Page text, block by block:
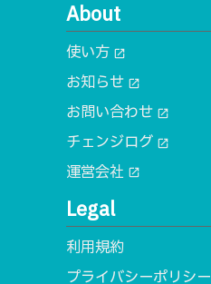
About
使い方 open_in_new
お知らせ open_in_new
お問い合わせ open_in_new
チェンジログ open_in_new
運営会社 open_in_new
Legal
利用規約
プライバシーポリシー